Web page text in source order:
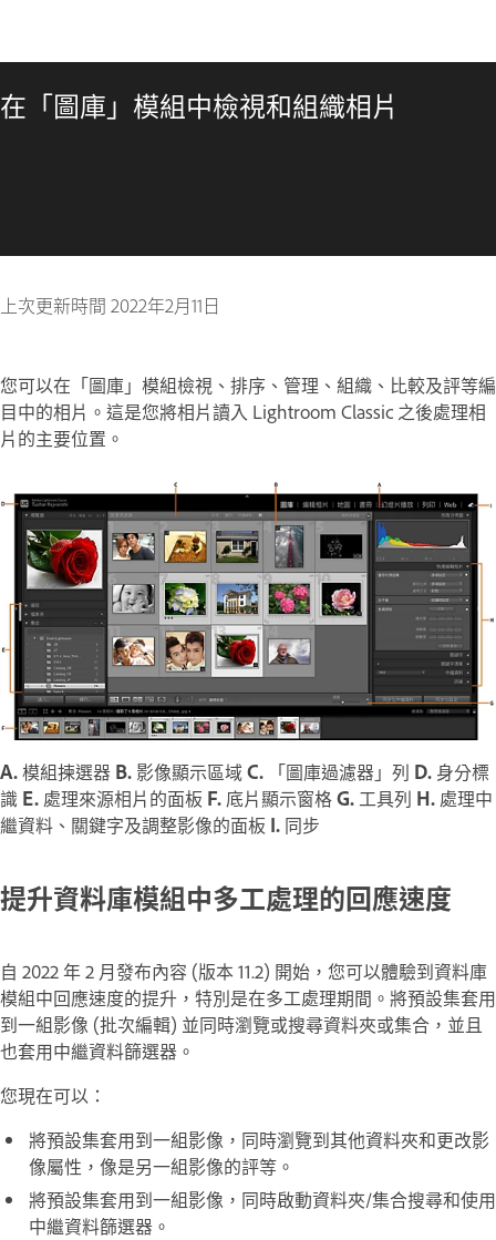
在「圖庫」模組中檢視和組織相片
上次更新時間 2022年2月11日
您可以在「圖庫」模組檢視、排序、管理、組織、比較及評等編
目中的相片。這是您將相片讀入 Lightroom Classic 之後處理相
片的主要位置。
A.模組揀選器 B. 影像顯示區域C. 「圖庫過濾器」列 D. 身分標
識 E. 處理來源相片的面板 F. 底片顯示窗格G. 工具列 H. 處理中
繼資料、關鍵字及調整影像的面板 I. 同步
提升資料庫模組中多工處理的回應速度
自 2022 年 2 月發布內容 (版本 11.2) 開始，您可以體驗到資料庫
模組中回應速度的提升，特別是在多工處理期間。將預設集套用
到一組影像 (批次編輯) 並同時瀏覽或搜尋資料夾或集合，並且
也套用中繼資料篩選器。
您現在可以：
將預設集套用到一組影像，同時瀏覽到其他資料夾和更改影
像屬性，像是另一組影像的評等。
將預設集套用到一組影像，同時啟動資料夾/集合搜尋和使用
中繼資料篩選器。